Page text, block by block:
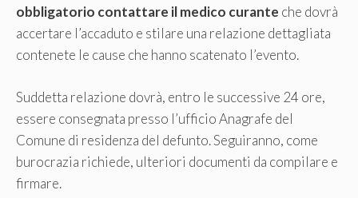
obbligatorio contattare il medico curante che dovrà
accertare l’accaduto e stilare una relazione dettagliata
contenete le cause che hanno scatenato l’evento.
Suddetta relazione dovrà, entro le successive 24 ore,
essere consegnata presso l’ufficio Anagrafe del
Comune di residenza del defunto. Seguiranno, come
burocrazia richiede, ulteriori documenti da compilare e
firmare.